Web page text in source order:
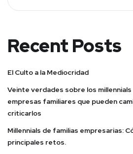
Recent Posts
El Culto a la Mediocridad
Veinte verdades sobre los
empresas familiares que pueden
criticarlos
Millennials de familias empresarias:
principales retos.